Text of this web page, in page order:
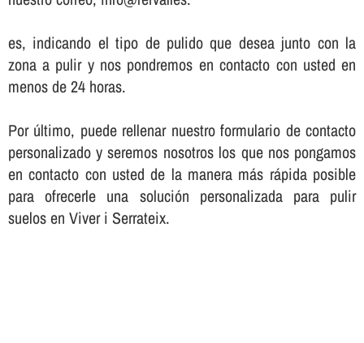
es, indicando el tipo de pulido que desea junto con la
zona a pulir y nos pondremos en contacto con usted en
menos de 24 horas.
Por último, puede rellenar nuestro formulario de contacto
personalizado y seremos nosotros los que nos pongamos
en contacto con usted de la manera más rápida posible
para ofrecerle una solución personalizada para pulir
suelos en Viver i Serrateix.